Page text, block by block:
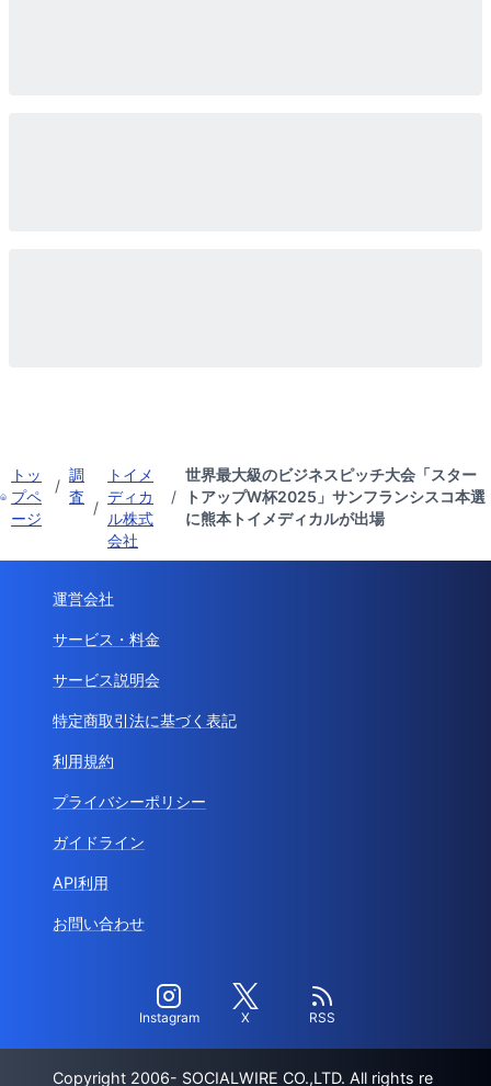
トッ
プペ
ージ
/
調
査
/
トイメ
ディカ
ル株式
会社
/
世界最大級のビジネスピッチ大会「スター
トアップW杯2025」サンフランシスコ本選
に熊本トイメディカルが出場
運営会社
サービス・料金
サービス説明会
特定商取引法に基づく表記
利用規約
プライバシーポリシー
ガイドライン
API利用
お問い合わせ
Instagram X RSS
Copyright 2006- SOCIALWIRE CO.,LTD. All rights re